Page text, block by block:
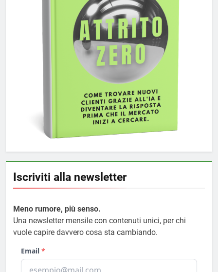
Iscriviti alla newsletter
Meno rumore, più senso.
Una newsletter mensile con contenuti unici, per chi
vuole capire davvero cosa sta cambiando.